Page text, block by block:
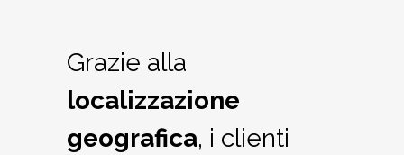
Grazie alla
localizzazione
geografica, i clienti